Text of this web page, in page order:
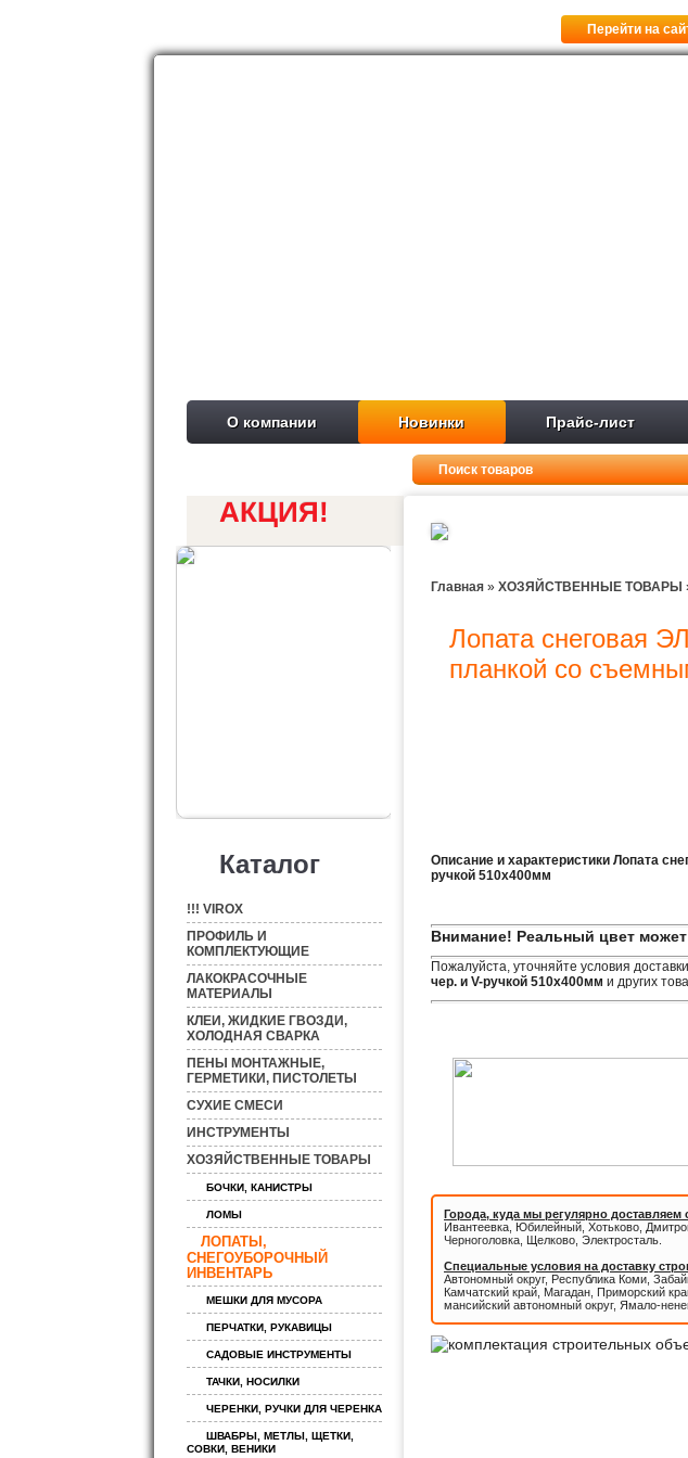
Перейти на
О компании Новинки Прайс-лист
АКЦИЯ!
Каталог
!!! VIROX
ПРОФИЛЬ И
КОМПЛЕКТУЮЩИЕ
ЛАКОКРАСОЧНЫЕ
МАТЕРИАЛЫ
КЛЕИ, ЖИДКИЕ ГВОЗДИ,
ХОЛОДНАЯ СВАРКА
ПЕНЫ МОНТАЖНЫЕ,
ГЕРМЕТИКИ, ПИСТОЛЕТЫ
СУХИЕ СМЕСИ
ИНСТРУМЕНТЫ
ХОЗЯЙСТВЕННЫЕ ТОВАРЫ
БОЧКИ, КАНИСТРЫ
ЛОМЫ
ЛОПАТЫ,
СНЕГОУБОРОЧНЫЙ
ИНВЕНТАРЬ
МЕШКИ ДЛЯ МУСОРА
ПЕРЧАТКИ, РУКАВИЦЫ
САДОВЫЕ ИНСТРУМЕНТЫ
ТАЧКИ, НОСИЛКИ
ЧЕРЕНКИ, РУЧКИ ДЛЯ ЧЕРЕНКА
ШВАБРЫ, МЕТЛЫ, ЩЕТКИ,
СОВКИ, ВЕНИКИ
Главная » ХОЗЯЙСТВЕННЫЕ ТОВАРЫ
Лопата снеговая
планкой со
Описание и характеристики Лопата
ручкой 510х400мм
Внимание! Реальный цвет может
Пожалуйста, уточняйте условия доставки
чер. и V-ручкой 510х400мм и других
Города, куда мы регулярно
Ивантеевка, Юбилейный, Хотьково,
Черноголовка, Щелково, Электросталь.
Специальные условия на доставку
Автономный округ, Республика Коми,
Камчатский край, Магадан, Приморский
мансийский автономный округ, Ямало-